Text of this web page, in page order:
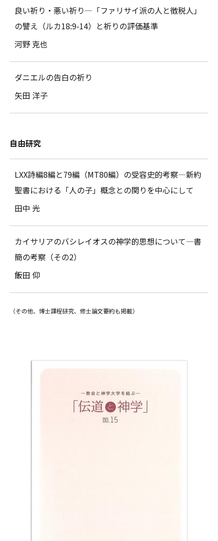
良い祈り・悪い祈り―「ファリサイ派の人と徴税人」
の譬え（ルカ18:9-14）と祈りの評価基準
河野 克也
ダニエルの告白の祈り
矢田 洋子
自由研究
LXX詩編8編と79編（MT80編）の受容史的考察―新約
聖書における「人の子」概念との関りを中心にして
田中 光
カイサリアのバシレイオスの神学的思想について―書
簡の考察（その2）
飯田 仰
（その他、博士課程研究、修士論文要約も掲載）